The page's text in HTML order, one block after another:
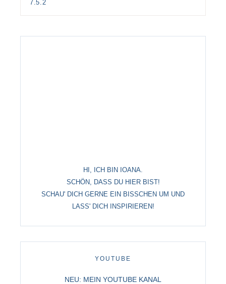
HI, ICH BIN IOANA.
SCHÖN, DASS DU HIER BIST!
SCHAU' DICH GERNE EIN BISSCHEN UM UND
LASS' DICH INSPIRIEREN!
YOUTUBE
NEU: MEIN YOUTUBE KANAL